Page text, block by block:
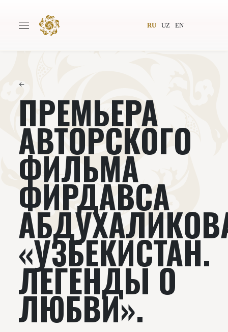
RU UZ EN
Всемирное общество
Издательство Новости
Проекты Подкасты
Видеолекторий
←
ПРЕМЬЕРА
АВТОРСКОГО
ФИЛЬМА
ФИРДАВСА
«УЗБЕКИСТАН.
ЛЕГЕНДЫ О
ЛЮБВИ».